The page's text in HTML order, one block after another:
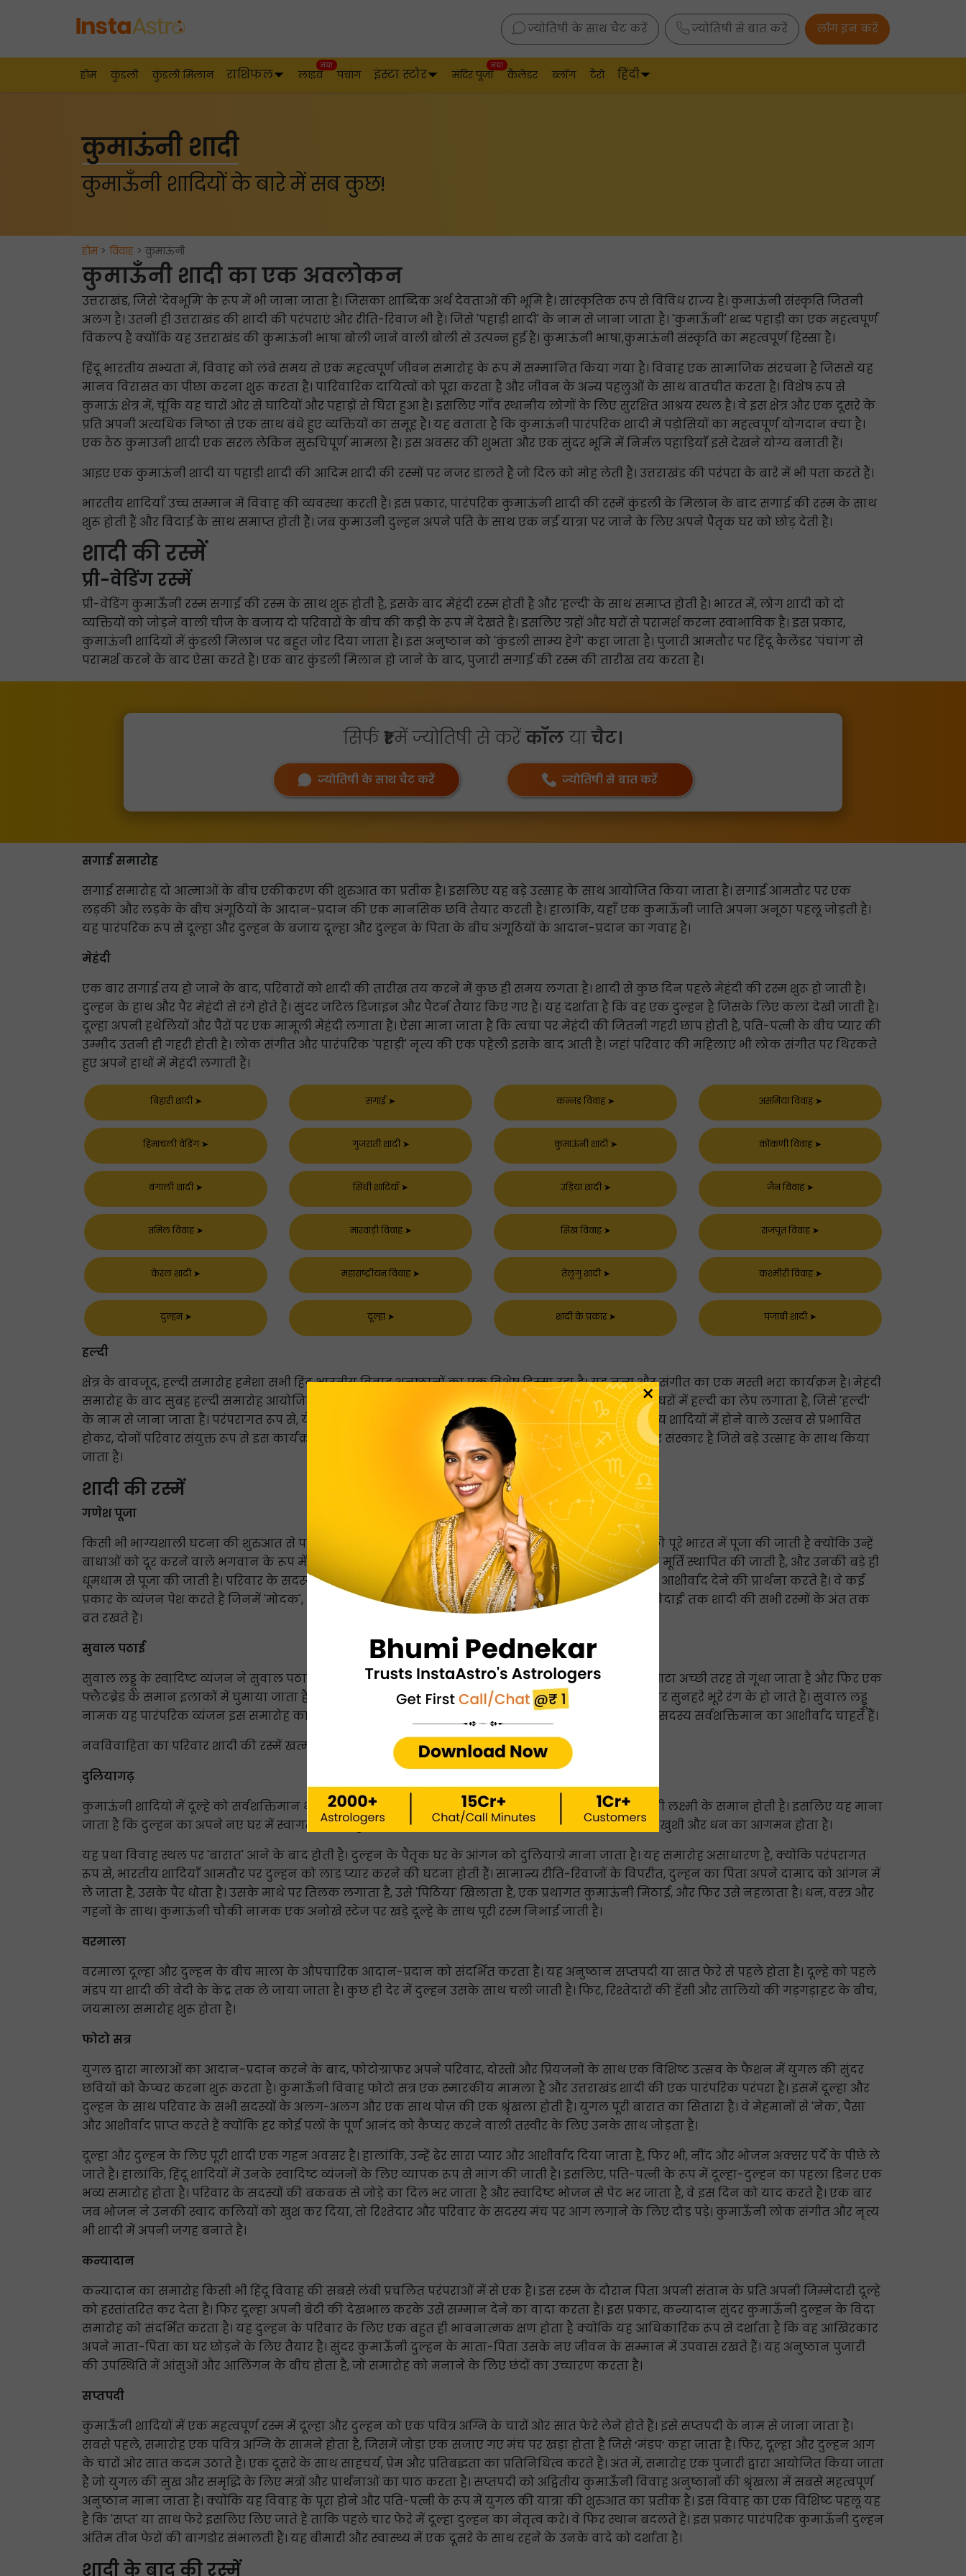
ज्योतिषी के साथ चैट करें ज्योतिषी से बात करें लॉग इन करें
होम कुंडली कुंडली मिलान राशिफल लाइव
नया
पंचांग इंस्टा स्टोर मंदिर पूजा
नया
कैलेंडर ब्लॉग टैरो हिंदी
कुमाऊंनी शादी
कुमाऊँनी शादियों के बारे में सब कुछ!
होम> विवाह > कुमाऊंनी
कुमाऊँनी शादी का एक अवलोकन
उत्तराखंड, जिसे 'देवभूमि' के रूप में भी जाना जाता है। जिसका शाब्दिक अर्थ देवताओं की भूमि है। सांस्कृतिक रूप से विविध राज्य है। कुमाऊंनी संस्कृति जितनी
अलग है। उतनी ही उत्तराखंड की शादी की परंपराएं और रीति-रिवाज भी हैं। जिसे 'पहाड़ी शादी' के नाम से जाना जाता है। 'कुमाऊँनी' शब्द पहाड़ी का एक महत्वपूर्ण
विकल्प है क्योंकि यह उत्तराखंड की कुमाऊंनी भाषा बोली जाने वाली बोली से उत्पन्न हुई है। कुमाऊंनी भाषा,कुमाऊंनी संस्कृति का महत्वपूर्ण हिस्सा है।
हिंदू भारतीय सभ्यता में, विवाह को लंबे समय से एक महत्वपूर्ण जीवन समारोह के रूप में सम्मानित किया गया है। विवाह एक सामाजिक संरचना है जिससे यह
मानव विरासत का पीछा करना शुरू करता है। पारिवारिक दायित्वों को पूरा करता है और जीवन के अन्य पहलुओं के साथ बातचीत करता है। विशेष रूप से
कुमाऊं क्षेत्र में, चूंकि यह चारों ओर से घाटियों और पहाड़ों से घिरा हुआ है। इसलिए गाँव स्थानीय लोगों के लिए सुरक्षित आश्रय स्थल है। वे इस क्षेत्र और एक दूसरे के
प्रति अपनी अत्यधिक निष्ठा से एक साथ बंधे हुए व्यक्तियों का समूह हैं। यह बताता है कि कुमाऊंनी पारंपरिक शादी में पड़ोसियों का महत्वपूर्ण योगदान क्या है।
एक ठेठ कुमाउनी शादी एक सरल लेकिन सुरुचिपूर्ण मामला है। इस अवसर की शुभता और एक सुंदर भूमि में निर्मल पहाड़ियाँ इसे देखने योग्य बनाती हैं।
आइए एक कुमाऊंनी शादी या पहाड़ी शादी की आदिम शादी की रस्मों पर नजर डालते हैं जो दिल को मोह लेती हैं। उत्तराखंड की परंपरा के बारे में भी पता करते हैं।
भारतीय शादियाँ उच्च सम्मान में विवाह की व्यवस्था करती हैं। इस प्रकार, पारंपरिक कुमाऊंनी शादी की रस्में कुंडली के मिलान के बाद सगाई की रस्म के साथ
शुरू होती हैं और विदाई के साथ समाप्त होती हैं। जब कुमाउनी दुल्हन अपने पति के साथ एक नई यात्रा पर जाने के लिए अपने पैतृक घर को छोड़ देती है।
शादी की रस्में
प्री-वेडिंग रस्में
प्री-वेडिंग कुमाऊँनी रस्म सगाई की रस्म के साथ शुरू होती है, इसके बाद मेहंदी रस्म होती है और 'हल्दी' के साथ समाप्त होती है। भारत में, लोग शादी को दो
व्यक्तियों को जोड़ने वाली चीज के बजाय दो परिवारों के बीच की कड़ी के रूप में देखते हैं। इसलिए ग्रहों और घरों से परामर्श करना स्वाभाविक है। इस प्रकार,
कुमाऊंनी शादियों में कुंडली मिलान पर बहुत जोर दिया जाता है। इस अनुष्ठान को 'कुंडली साम्य हेगे' कहा जाता है। पुजारी आमतौर पर हिंदू कैलेंडर 'पंचांग' से
परामर्श करने के बाद ऐसा करते हैं। एक बार कुंडली मिलान हो जाने के बाद, पुजारी सगाई की रस्म की तारीख तय करता है।
सिर्फ₹1में ज्योतिषी से करेंकॉलयाचैट।
ज्योतिषी के साथ चैट करें ज्योतिषी से बात करें
सगाई समारोह
सगाई समारोह दो आत्माओं के बीच एकीकरण की शुरुआत का प्रतीक है। इसलिए यह बड़े उत्साह के साथ आयोजित किया जाता है। सगाई आमतौर पर एक
लड़की और लड़के के बीच अंगूठियों के आदान-प्रदान की एक मानसिक छवि तैयार करती है। हालांकि, यहाँ एक कुमाऊँनी जाति अपना अनूठा पहलू जोड़ती है।
यह पारंपरिक रूप से दूल्हा और दुल्हन के बजाय दूल्हा और दुल्हन के पिता के बीच अंगूठियों के आदान-प्रदान का गवाह है।
मेहंदी
एक बार सगाई तय हो जाने के बाद, परिवारों को शादी की तारीख तय करने में कुछ ही समय लगता है। शादी से कुछ दिन पहले मेहंदी की रस्म शुरू हो जाती है।
दुल्हन के हाथ और पैर मेहंदी से रंगे होते हैं। सुंदर जटिल डिजाइन और पैटर्न तैयार किए गए हैं। यह दर्शाता है कि वह एक दुल्हन है जिसके लिए कला देखी जाती है।
दूल्हा अपनी हथेलियों और पैरों पर एक मामूली मेहंदी लगाता है। ऐसा माना जाता है कि त्वचा पर मेहंदी की जितनी गहरी छाप होती है, पति-पत्नी के बीच प्यार की
उम्मीद उतनी ही गहरी होती है। लोक संगीत और पारंपरिक 'पहाड़ी' नृत्य की एक पहेली इसके बाद आती है। जहां परिवार की महिलाएं भी लोक संगीत पर थिरकते
हुए अपने हाथों में मेहंदी लगाती हैं।
बिहारी शादी➤ सगाई➤ कन्नड़ विवाह➤ असमिया विवाह➤
हिमाचली वेडिंग➤ गुजराती शादी➤ कुमाऊंनी शादी➤ कोंकणी विवाह➤
बंगाली शादी➤ सिंधी शादियाँ➤ उड़िया शादी➤ जैन विवाह➤
तमिल विवाह➤ मारवाड़ी विवाह➤ सिख विवाह➤ राजपूत विवाह➤
केरल शादी➤ महाराष्ट्रीयन विवाह➤ तेलुगु शादी➤ कश्मीरी विवाह➤
दुल्हन➤ दूल्हा➤ शादी के प्रकार➤ पंजाबी शादी➤
हल्दी
क्षेत्र के बावजूद, हल्दी समारोह हमेशा सभी हिंदू भारतीय विवाह अनुष्ठानों का एक विशेष हिस्सा रहा है। यह नृत्य और संगीत का एक मस्ती भरा कार्यक्रम है। मेहंदी
समारोह के बाद सुबह हल्दी समारोह आयोजित किया जाता है। परिवार का प्रत्येक सदस्य बारी-बारी से अपने-अपने घरों में हल्दी का लेप लगाता है, जिसे 'हल्दी'
के नाम से जाना जाता है। परंपरागत रूप से, ये रस्म दूल्हा और दुल्हन के अपने-अपने घरों में होती थी, लेकिन अब अन्य शादियों में होने वाले उत्सव से प्रभावित
होकर, दोनों परिवार संयुक्त रूप से इस कार्यक्रम को हंसी, नृत्य, संगीत और आनंद के साथ मनाते हैं। यह एक शानदार संस्कार है जिसे बड़े उत्साह के साथ किया
जाता है।
शादी की रस्में
गणेश पूजा
किसी भी भाग्यशाली घटना की शुरुआत से पहले, भगवान गणेश, जिन्हें विघ्नहर्ता के नाम से भी जाना जाता है, इनकी पूरे भारत में पूजा की जाती है क्योंकि उन्हें
बाधाओं को दूर करने वाले भगवान के रूप में पूजा जाता है। कुमाऊँनी शादियाँ अलग नहीं हैं। भगवान गणेश की एक मूर्ति स्थापित की जाती है, और उनकी बड़े ही
धूमधाम से पूजा की जाती है। परिवार के सदस्य भगवान से पारंपरिक कुमाऊंनी दुल्हन और उसके होने वाले पति को आशीर्वाद देने की प्रार्थना करते हैं। वे कई
प्रकार के व्यंजन पेश करते हैं जिनमें 'मोदक', भगवान गणेश का पसंदीदा व्यंजन शामिल है। दुल्हन के माता-पिता 'विदाई' तक शादी की सभी रस्मों के अंत तक
व्रत रखते हैं।
सुवाल पठाई
सुवाल लड्डू के स्वादिष्ट व्यंजन ने सुवाल पठाई की रस्म को नाम दिया। इस पारंपरिक कुमाऊंनी व्यंजन में गेहूं का आटा अच्छी तरह से गूंथा जाता है और फिर एक
फ्लैटब्रेड के समान इलाकों में घुमाया जाता है। जैसे ही छोटे गोल पापड़ तेल के पैन में गहरे तले जाते हैं। वे एक शानदार सुनहरे भूरे रंग के हो जाते हैं। सुवाल लड्डू
नामक यह पारंपरिक व्यंजन इस समारोह का मुख्य आकर्षण है। यह देवताओं को चढ़ाया जाता है क्योंकि परिवार के सदस्य सर्वशक्तिमान का आशीर्वाद चाहते हैं।
नवविवाहिता का परिवार शादी की रस्में खत्म होते ही लड्डू और सुवाल पड़ोस में बांट देता है।
दुलियागढ़
कुमाऊंनी शादियों में दूल्हे को सर्वशक्तिमान भगवान विष्णु का अवतार माना जाता है और सुंदर कुमाउनी लड़की देवी लक्ष्मी के समान होती है। इसलिए यह माना
जाता है कि दुल्हन का अपने नए घर में स्वागत करना शुभ माना जाता है क्योंकि ऐसा माना जाता है कि इससे घर में खुशी और धन का आगमन होता है।
यह प्रथा विवाह स्थल पर 'बारात' आने के बाद होती है। दुल्हन के पैतृक घर के आंगन को दुलियाग्रे माना जाता है। यह समारोह असाधारण है, क्योंकि परंपरागत
रूप से, भारतीय शादियाँ आमतौर पर दुल्हन को लाड़ प्यार करने की घटना होती हैं। सामान्य रीति-रिवाजों के विपरीत, दुल्हन का पिता अपने दामाद को आंगन में
ले जाता है, उसके पैर धोता है। उसके माथे पर तिलक लगाता है, उसे 'पिठिया' खिलाता है, एक प्रथागत कुमाऊंनी मिठाई, और फिर उसे नहलाता है। धन, वस्त्र और
गहनों के साथ। कुमाऊंनी चौकी नामक एक अनोखे स्टेज पर खड़े दूल्हे के साथ पूरी रस्म निभाई जाती है।
वरमाला
वरमाला दूल्हा और दुल्हन के बीच माला के औपचारिक आदान-प्रदान को संदर्भित करता है। यह अनुष्ठान सप्तपदी या सात फेरे से पहले होता है। दूल्हे को पहले
मंडप या शादी की वेदी के केंद्र तक ले जाया जाता है। कुछ ही देर में दुल्हन उसके साथ चली जाती है। फिर, रिश्तेदारों की हँसी और तालियों की गड़गड़ाहट के बीच,
जयमाला समारोह शुरू होता है।
फोटो सत्र
युगल द्वारा मालाओं का आदान-प्रदान करने के बाद, फोटोग्राफर अपने परिवार, दोस्तों और प्रियजनों के साथ एक विशिष्ट उत्सव के फैशन में युगल की सुंदर
छवियों को कैप्चर करना शुरू करता है। कुमाऊँनी विवाह फोटो सत्र एक स्मारकीय मामला है और उत्तराखंड शादी की एक पारंपरिक परंपरा है। इसमें दूल्हा और
दुल्हन के साथ परिवार के सभी सदस्यों के अलग-अलग और एक साथ पोज़ की एक श्रृंखला होती है। युगल पूरी बारात का सितारा है। वे मेहमानों से 'नेक', पैसा
और आशीर्वाद प्राप्त करते हैं क्योंकि हर कोई पलों के पूर्ण आनंद को कैप्चर करने वाली तस्वीर के लिए उनके साथ जोड़ता है।
दूल्हा और दुल्हन के लिए पूरी शादी एक गहन अवसर है। हालांकि, उन्हें ढेर सारा प्यार और आशीर्वाद दिया जाता है, फिर भी, नींद और भोजन अक्सर पर्दे के पीछे ले
जाते हैं। हालांकि, हिंदू शादियों में उनके स्वादिष्ट व्यंजनों के लिए व्यापक रूप से मांग की जाती है। इसलिए, पति-पत्नी के रूप में दूल्हा-दुल्हन का पहला डिनर एक
भव्य समारोह होता है। परिवार के सदस्यों की बकबक से जोड़े का दिल भर जाता है और स्वादिष्ट भोजन से पेट भर जाता है, वे इस दिन को याद करते हैं। एक बार
जब भोजन ने उनकी स्वाद कलियों को खुश कर दिया, तो रिश्तेदार और परिवार के सदस्य मंच पर आग लगाने के लिए दौड़ पड़े। कुमाऊँनी लोक संगीत और नृत्य
भी शादी में अपनी जगह बनाते हैं।
कन्यादान
कन्यादान का समारोह किसी भी हिंदू विवाह की सबसे लंबी प्रचलित परंपराओं में से एक है। इस रस्म के दौरान पिता अपनी संतान के प्रति अपनी जिम्मेदारी दूल्हे
को हस्तांतरित कर देता है। फिर दूल्हा अपनी बेटी की देखभाल करके उसे सम्मान देने का वादा करता है। इस प्रकार, कन्यादान सुंदर कुमाऊँनी दुल्हन के विदा
समारोह को संदर्भित करता है। यह दुल्हन के परिवार के लिए एक बहुत ही भावनात्मक क्षण होता है क्योंकि यह आधिकारिक रूप से दर्शाता है कि वह आखिरकार
अपने माता-पिता का घर छोड़ने के लिए तैयार है। सुंदर कुमाऊँनी दुल्हन के माता-पिता उसके नए जीवन के सम्मान में उपवास रखते हैं। यह अनुष्ठान पुजारी
की उपस्थिति में आंसुओं और आलिंगन के बीच होता है, जो समारोह को मनाने के लिए छंदों का उच्चारण करता है।
सप्तपदी
कुमाऊँनी शादियों में एक महत्वपूर्ण रस्म में दूल्हा और दुल्हन को एक पवित्र अग्नि के चारों ओर सात फेरे लेने होते हैं। इसे सप्तपदी के नाम से जाना जाता है।
सबसे पहले, समारोह एक पवित्र अग्नि के सामने होता है, जिसमें जोड़ा एक सजाए गए मंच पर खड़ा होता है जिसे ‘मंडप’ कहा जाता है। फिर, दूल्हा और दुल्हन आग
के चारों ओर सात कदम उठाते हैं। एक दूसरे के साथ साहचर्य, प्रेम और प्रतिबद्धता का प्रतिनिधित्व करते हैं। अंत में, समारोह एक पुजारी द्वारा आयोजित किया जाता
है जो युगल की सुख और समृद्धि के लिए मंत्रों और प्रार्थनाओं का पाठ करता है। सप्तपदी को अद्वितीय कुमाऊँनी विवाह अनुष्ठानों की श्रृंखला में सबसे महत्वपूर्ण
अनुष्ठान माना जाता है। क्योंकि यह विवाह के पूरा होने और पति-पत्नी के रूप में युगल की यात्रा की शुरुआत का प्रतीक है। इस विवाह का एक विशिष्ट पहलू यह
है कि 'सप्त' या साथ फेरे इसलिए लिए जाते हैं ताकि पहले चार फेरे में दूल्हा दुल्हन का नेतृत्व करे। वे फिर स्थान बदलते हैं। इस प्रकार पारंपरिक कुमाऊँनी दुल्हन
अंतिम तीन फेरों की बागडोर संभालती हैं। यह बीमारी और स्वास्थ्य में एक दूसरे के साथ रहने के उनके वादे को दर्शाता है।
शादी के बाद की रस्में
×